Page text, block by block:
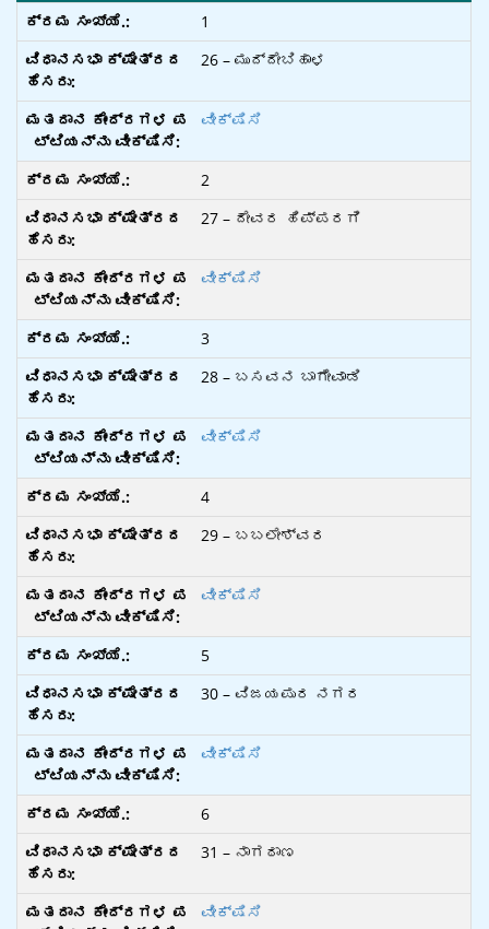
1
26 – ಮುದ್ದೇಬಿಹಾಳ
ವೀಕ್ಷಿಸಿ
2
27 – ದೇವರ ಹಿಪ್ಪರಗಿ
ವೀಕ್ಷಿಸಿ
3
28 – ಬಸವನ ಬಾಗೇವಾಡಿ
ವೀಕ್ಷಿಸಿ
4
29 – ಬಬಲೇಶ್ವರ
ವೀಕ್ಷಿಸಿ
5
30 – ವಿಜಯಪುರ ನಗರ
ವೀಕ್ಷಿಸಿ
6
31 – ನಾಗಠಾಣ
ವೀಕ್ಷಿಸಿ